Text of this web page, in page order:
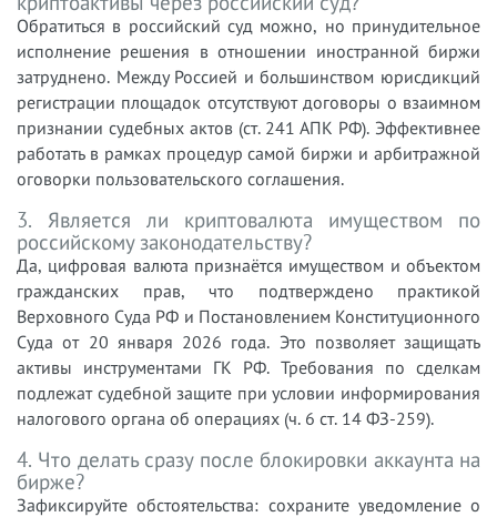
Обратиться в российский суд можно, но принудительное
исполнение решения в отношении иностранной биржи
затруднено. Между Россией и большинством юрисдикций
регистрации площадок отсутствуют договоры о взаимном
признании судебных актов (ст. 241 АПК РФ). Эффективнее
работать в рамках процедур самой биржи и арбитражной
оговорки пользовательского соглашения.
3. Является ли криптовалюта имуществом по
российскому законодательству?
Да, цифровая валюта признаётся имуществом и объектом
гражданских прав, что подтверждено практикой
Верховного Суда РФ и Постановлением Конституционного
Суда от 20 января 2026 года. Это позволяет защищать
активы инструментами ГК РФ. Требования по сделкам
подлежат судебной защите при условии информирования
налогового органа об операциях (ч. 6 ст. 14 ФЗ-259).
4. Что делать сразу после блокировки аккаунта на
бирже?
Зафиксируйте обстоятельства: сохраните уведомление о